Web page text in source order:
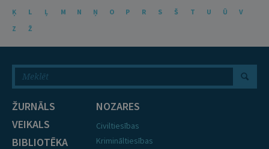
Ķ
L Ļ M N Ņ O P R S Š T U Ū
V
Z
Ž
ŽURNĀLS
VEIKALS
BIBLIOTĒKA
NOZARES
Civiltiesības
Krimināltiesības